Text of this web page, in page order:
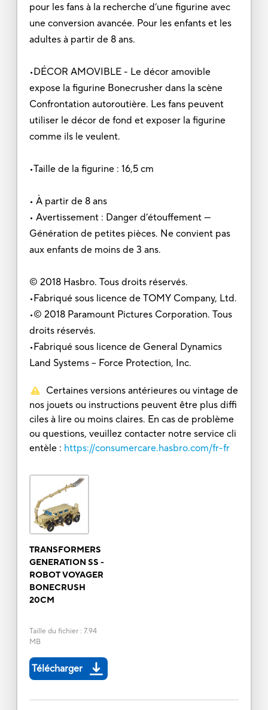
pour les fans à la recherche d’une figurine avec
une conversion avancée. Pour les enfants et les
adultes à partir de 8 ans.
•DÉCOR AMOVIBLE - Le décor amovible
expose la figurine Bonecrusher dans la scène
Confrontation autoroutière. Les fans peuvent
utiliser le décor de fond et exposer la figurine
comme ils le veulent.
•Taille de la figurine : 16,5 cm
• À partir de 8 ans
• Avertissement : Danger d’étouffement —
Génération de petites pièces. Ne convient pas
aux enfants de moins de 3 ans.
© 2018 Hasbro. Tous droits réservés.
•Fabriqué sous licence de TOMY Company, Ltd.
•© 2018 Paramount Pictures Corporation. Tous
droits réservés.
•Fabriqué sous licence de General Dynamics
Land Systems – Force Protection, Inc.
Certaines versions antérieures ou vintage de
nos jouets ou instructions peuvent être plus diffi
ciles à lire ou moins claires. En cas de problème
ou questions, veuillez contacter notre service cli
entèle : https://consumercare.hasbro.com/fr-fr
TRANSFORMERS
GENERATION SS -
ROBOT VOYAGER
BONECRUSH
20CM
Taille du fichier: 7.94
MB
Télécharger